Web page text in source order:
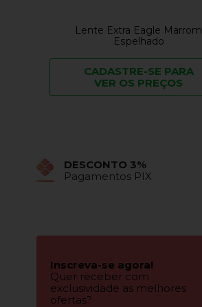
Lente Extra Eagle Marrom
Espelhado
CADASTRE-SE PARA
VER OS PREÇOS
DESCONTO 3%
Pagamentos PIX
Inscreva-se agora!
Quer receber com
exclusividade as melhores
ofertas?